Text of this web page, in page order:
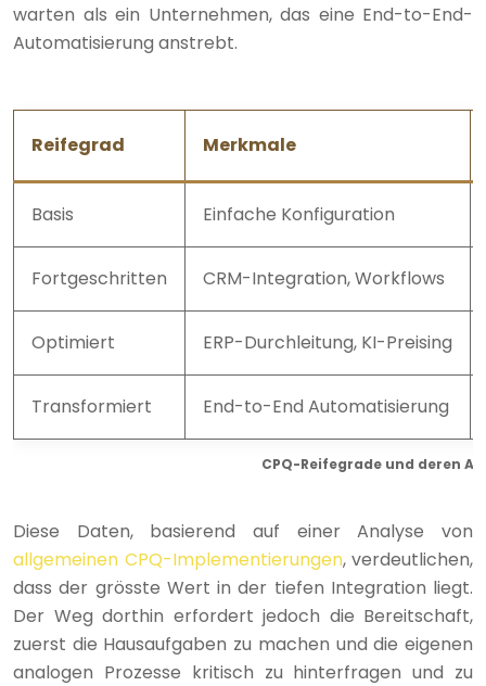
warten als ein Unternehmen, das eine End-to-End-
Automatisierung anstrebt.
CPQ-Reifegrade und deren
Reifegrad Merkmale
Basis Einfache Konfiguration
Fortgeschritten CRM-Integration, Workflows
Optimiert ERP-Durchleitung, KI-Preising
Transformiert End-to-End Automatisierung
Diese Daten, basierend auf einer Analyse von
allgemeinen CPQ-Implementierungen, verdeutlichen,
dass der grösste Wert in der tiefen Integration liegt.
Der Weg dorthin erfordert jedoch die Bereitschaft,
zuerst die Hausaufgaben zu machen und die eigenen
analogen Prozesse kritisch zu hinterfragen und zu